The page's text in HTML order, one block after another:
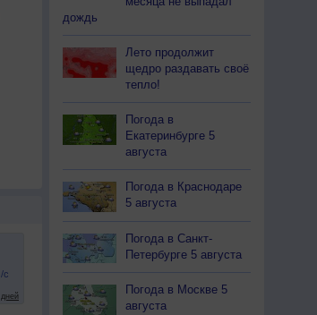
дождь
Лето продолжит
щедро раздавать своё
тепло!
Погода в
Екатеринбурге 5
августа
Погода в Краснодаре
5 августа
Погода в Санкт-
Петербурге 5 августа
Погода в Москве 5
августа